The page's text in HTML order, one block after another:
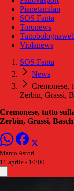
Pianetamilan
SOS Fanta
Toronews
Violanews
SOS Fanta
News
Cremonese,
Zerbin, Grassi,
Cremonese, tutto
Zerbin, Grassi,
Marco Astori
11 aprile - 10:00